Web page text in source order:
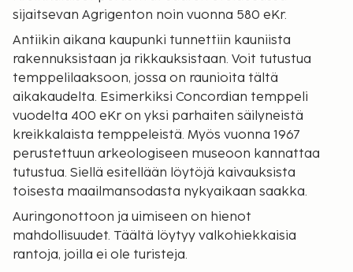
sijaitsevan Agrigenton noin vuonna 580 eKr.
Antiikin aikana kaupunki tunnettiin kauniista
rakennuksistaan ja rikkauksistaan. Voit tutustua
temppelilaaksoon, jossa on raunioita tältä
aikakaudelta. Esimerkiksi Concordian temppeli
vuodelta 400 eKr on yksi parhaiten säilyneistä
kreikkalaista temppeleistä. Myös vuonna 1967
perustettuun arkeologiseen museoon kannattaa
tutustua. Siellä esitellään löytöjä kaivauksista
toisesta maailmansodasta nykyaikaan saakka.
Auringonottoon ja uimiseen on hienot
mahdollisuudet. Täältä löytyy valkohiekkaisia
rantoja, joilla ei ole turisteja.